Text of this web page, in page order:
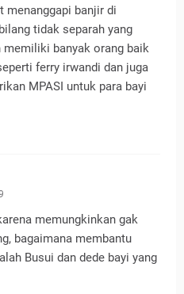
menanggapi banjir di
tidak separah yang
banyak orang baik
ferry irwandi dan juga
MPASI untuk para bayi
memungkinkan gak
bagaimana membantu
Busui dan dede bayi yang